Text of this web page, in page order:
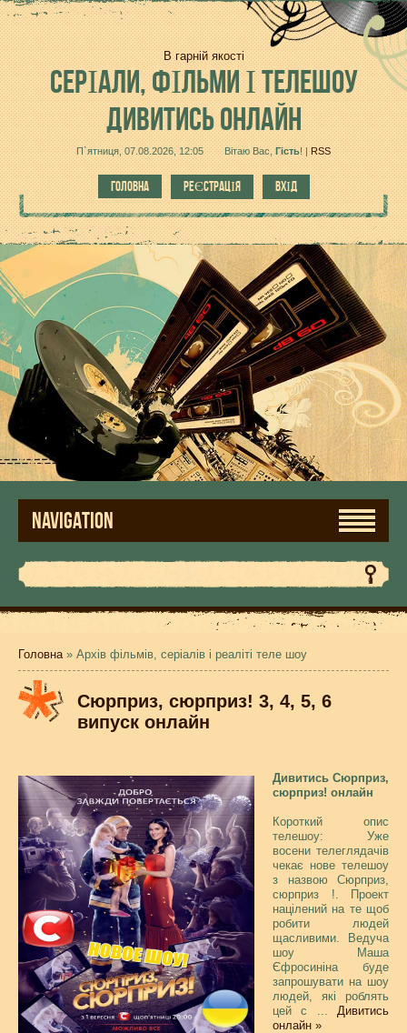
В гарній якості
СЕРІАЛИ,ФІЛЬМИ І ТЕЛЕШОУ
ДИВИТИСЬ ОНЛАЙН
П`ятниця, 07.08.2026, 12:05 Вітаю Вас Гість! |RSS
ГОЛОВНА РЕЄСТРАЦІЯ ВХІД
NAVIGATION
Головна» Архів фільмів, серіалів і реаліті теле шоу
Сюрприз, сюрприз! 3, 4, 5, 6
випуск онлайн
Дивитись Сюрприз,
сюрприз! онлайн
Короткий опис
телешоу: Уже
восени телеглядачів
чекає нове телешоу
з назвою Сюрприз,
сюрприз !. Проект
націлений на те щоб
робити людей
щасливими. Ведуча
шоу Маша
Єфросиніна буде
запрошувати на шоу
людей, які роблять
цей с ...Дивитись
онлайн »